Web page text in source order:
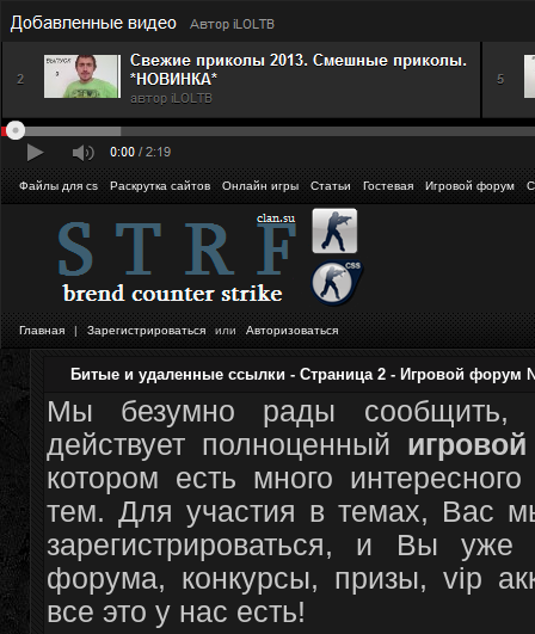
Файлы для cs Раскрутка сайтов Онлайн игры Статьи Гостевая Игровой форум
Главная | Зарегистрироваться или Авторизоваться
Битые и удаленные ссылки - Страница 2 - Игровой форум
Мы безумно рады
действует полноценный
котором есть много
тем. Для участия в темах, Вас
зарегистрироваться, и Вы уже
форума, конкурсы, призы, vip
все это у нас есть!